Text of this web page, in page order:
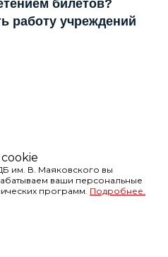
билетов?
работу учреждений
им. В. Маяковского вы
ваши персональные
программ. Подробнее.